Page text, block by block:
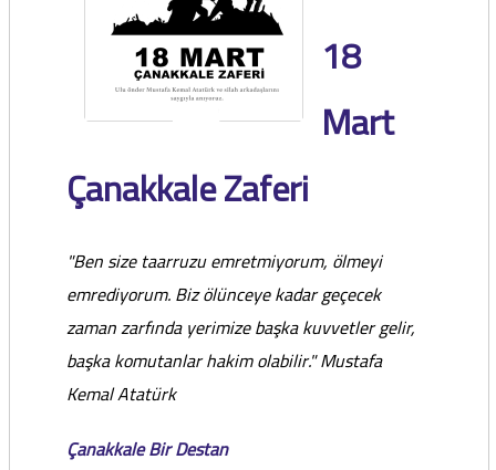
18
Mart
Çanakkale Zaferi
"Ben size taarruzu emretmiyorum, ölmeyi
emrediyorum. Biz ölünceye kadar geçecek
zaman zarfında yerimize başka kuvvetler gelir,
başka komutanlar hakim olabilir." Mustafa
Kemal Atatürk
Çanakkale Bir Destan